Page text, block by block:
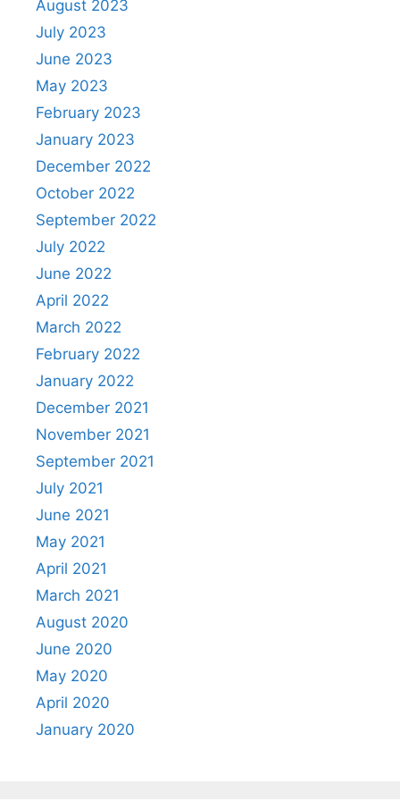
August 2023
July 2023
June 2023
May 2023
February 2023
January 2023
December 2022
October 2022
September 2022
July 2022
June 2022
April 2022
March 2022
February 2022
January 2022
December 2021
November 2021
September 2021
July 2021
June 2021
May 2021
April 2021
March 2021
August 2020
June 2020
May 2020
April 2020
January 2020